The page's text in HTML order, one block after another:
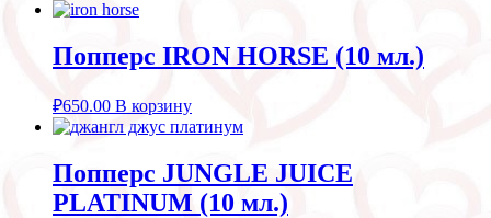
Попперс IRON HORSE (10 мл.)
₽650.00 В корзину
Попперс JUNGLE JUICE
PLATINUM (10 мл.)